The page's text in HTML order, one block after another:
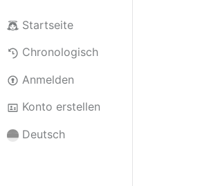
Startseite
Chronologisch
Anmelden
Konto erstellen
Deutsch